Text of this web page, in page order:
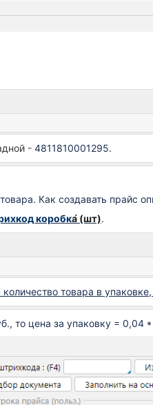
- 4811810001295.
Как создавать прайс
коробка́ (шт).
количество товара в
то цена за упаковку = 0,04